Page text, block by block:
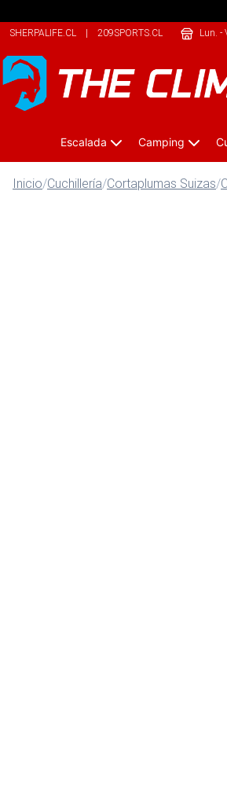
SHERPALIFE.CL | 209SPORTS.CL | Lun. -
Escalada Camping
Inicio/Cuchillería/Cortaplumas Suizas/